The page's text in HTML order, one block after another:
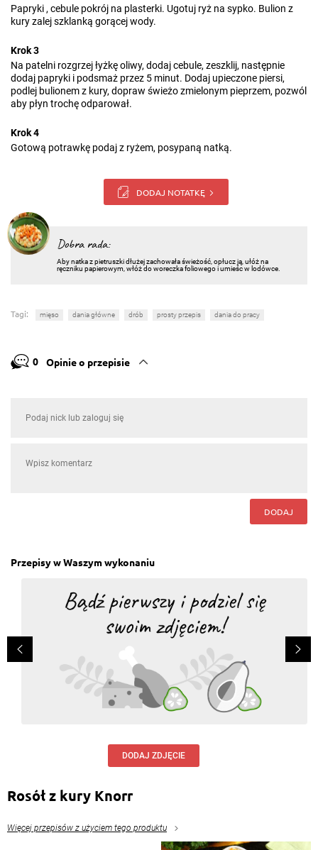
Papryki , cebule pokrój na plasterki. Ugotuj ryż na sypko. Bulion z
kury zalej szklanką gorącej wody.
Krok 3
Na patelni rozgrzej łyżkę oliwy, dodaj cebule, zeszklij, następnie
dodaj papryki i podsmaż przez 5 minut. Dodaj upieczone piersi,
podlej bulionem z kury, dopraw świeżo zmielonym pieprzem, pozwól
aby płyn trochę odparował.
Krok 4
Gotową potrawkę podaj z ryżem, posypaną natką.
DODAJ NOTATKĘ
Dobra rada:
Aby natka z pietruszki dłużej zachowała świeżość, opłucz ją, ułóż na
ręczniku papierowym, włóż do woreczka foliowego i umieśc w lodówce.
Tagi: mięso dania główne drób prosty przepis dania do pracy
0 Opinie o przepisie
DODAJ
Przepisy w Waszym wykonaniu
DODAJ ZDJĘCIE
Rosół z kury Knorr
Więcej przepisów z użyciem tego produktu